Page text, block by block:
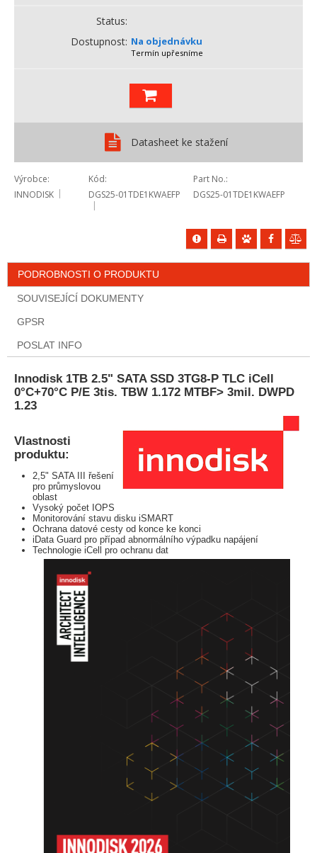
Status
Dostupnost Na objednávku
Termín upřesníme
Datasheet ke stažení
Výrobce
INNODISK
Kód
DGS25-01TDE1KWAEFP
Part No.
DGS25-01TDE1KWAEFP
PODROBNOSTI O PRODUKTU
SOUVISEJÍCÍ DOKUMENTY
GPSR
POSLAT INFO
Innodisk 1TB 2.5" SATA SSD 3TG8-P TLC iCell
0°C+70°C P/E 3tis. TBW 1.172 MTBF> 3mil. DWPD
1.23
Vlastnosti
produktu:
2,5" SATA III řešení
pro průmyslovou
oblast
Vysoký počet IOPS
Monitorování stavu disku iSMART
Ochrana datové cesty od konce ke konci
iData Guard pro případ abnormálního výpadku napájení
Technologie iCell pro ochranu dat